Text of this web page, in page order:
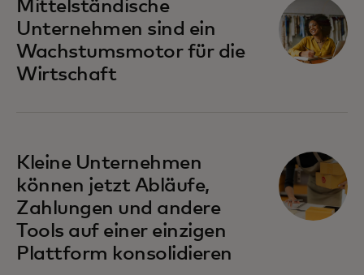
Mittelständische
Unternehmen sind ein
Wachstumsmotor für die
Wirtschaft
Kleine Unternehmen
können jetzt Abläufe,
Zahlungen und andere
Tools auf einer einzigen
Plattform konsolidieren